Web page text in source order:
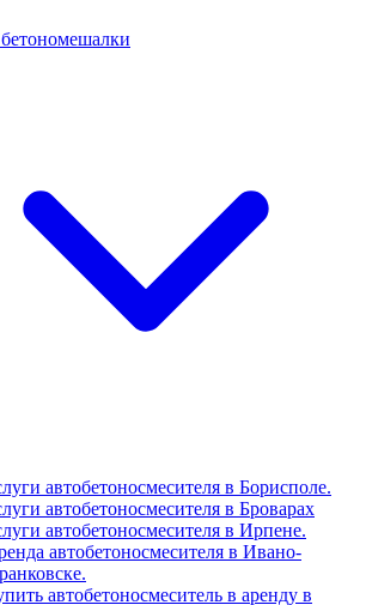
автобетоносмесителя в Борисполе.
автобетоносмесителя в Броварах
автобетоносмесителя в Ирпене.
автобетоносмесителя в Ивано-
автобетоносмеситель в аренду в